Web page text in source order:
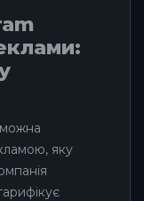
можна
яку